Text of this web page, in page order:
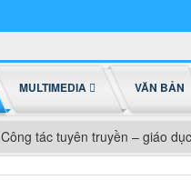
MULTIMEDIA VĂN BẢN
Công tác tuyên truyền – giáo dục